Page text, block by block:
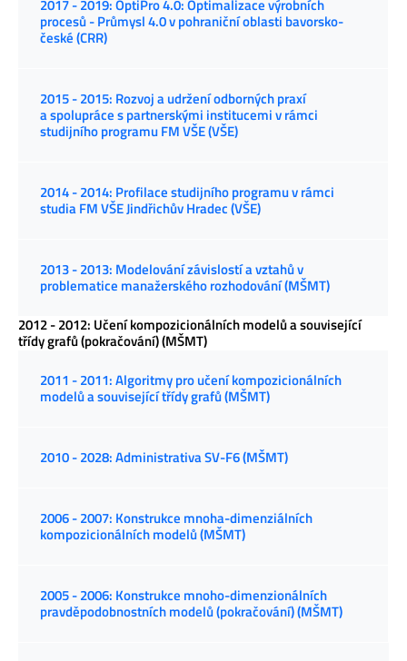
2017 - 2019: OptiPro 4.0: Optimalizace výrobních
procesů - Průmysl 4.0 v pohraniční oblasti bavorsko-
české (CRR)
2015 - 2015: Rozvoj a udržení odborných praxí
a spolupráce s partnerskými institucemi v rámci
studijního programu FM VŠE (VŠE)
2014 - 2014: Profilace studijního programu v rámci
studia FM VŠE Jindřichův Hradec (VŠE)
2013 - 2013: Modelování závislostí a vztahů v
problematice manažerského rozhodování (MŠMT)
2012 - 2012: Učení kompozicionálních modelů a související
třídy grafů (pokračování) (MŠMT)
2011 - 2011: Algoritmy pro učení kompozicionálních
modelů a související třídy grafů (MŠMT)
2010 - 2028: Administrativa SV-F6 (MŠMT)
2006 - 2007: Konstrukce mnoha-dimenziálních
kompozicionálních modelů (MŠMT)
2005 - 2006: Konstrukce mnoho-dimenzionálních
pravděpodobnostních modelů (pokračování) (MŠMT)